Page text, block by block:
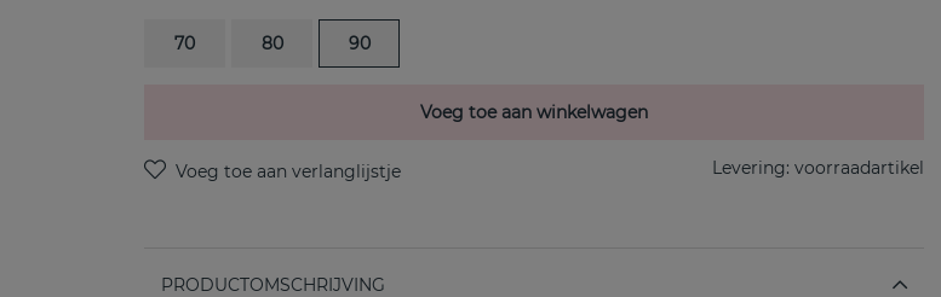
70 80 90
Voeg toe aan winkelwagen
Levering: voorraadartikel
PRODUCTOMSCHRIJVING